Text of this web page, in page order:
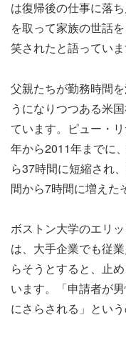
は復帰後の仕事に落
を取って家族の世話
笑されたと語っていま
父親たちが勤務時間
うになりつつある米
ています。ピュー・
年から2011年までに
ら37時間に短縮され
間から7時間に増えた
ボストン大学のエリ
は、大手企業でも従
らそうとすると、止
います。「申請者が
にさらされる」という